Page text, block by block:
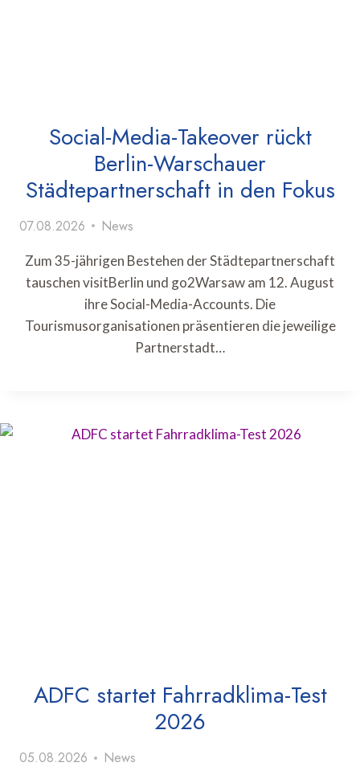
Social-Media-Takeover rückt
Berlin-Warschauer
Städtepartnerschaft in den Fokus
07.08.2026 News
Zum 35-jährigen Bestehen der Städtepartnerschaft
tauschen visitBerlin und go2Warsaw am 12. August
ihre Social-Media-Accounts. Die
Tourismusorganisationen präsentieren die jeweilige
Partnerstadt…
ADFC startet Fahrradklima-Test
2026
05.08.2026 News